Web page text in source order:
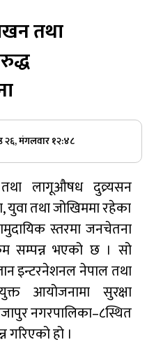
तथा
२६, मंगलवार १२:४८
लागूऔषध दुव्र्यसन
तथा जोखिममा रहेका
स्तरमा जनचेतना
सम्पन्न भएको छ । सो
इन्टरनेशनल नेपाल तथा
आयोजनामा सुरक्षा
नगरपालिका–८स्थित
गरिएको हो ।